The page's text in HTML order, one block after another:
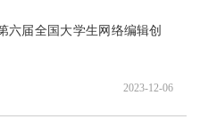
2023-12-06